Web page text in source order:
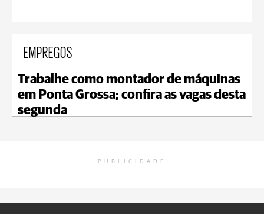
EMPREGOS
Trabalhe como montador de máquinas
em Ponta Grossa; confira as vagas desta
segunda
PUBLICIDADE